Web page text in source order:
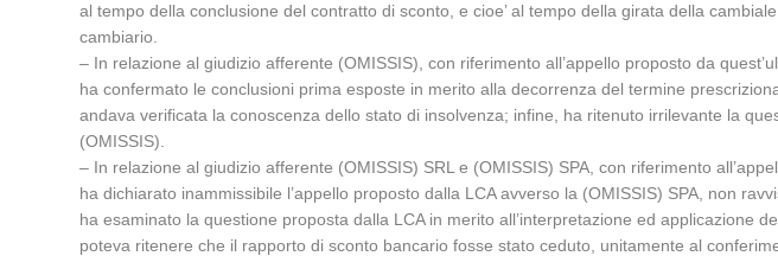
al tempo della conclusione del contratto di sconto, e cioe’ al tempo della girata della
cambiario.
– In relazione al giudizio afferente (OMISSIS), con riferimento all’appello proposto da
ha confermato le conclusioni prima esposte in merito alla decorrenza del termine
andava verificata la conoscenza dello stato di insolvenza; infine, ha ritenuto irrilevante la
(OMISSIS).
– In relazione al giudizio afferente (OMISSIS) SRL e (OMISSIS) SPA, con riferimento
ha dichiarato inammissibile l’appello proposto dalla LCA avverso la (OMISSIS) SPA, non
ha esaminato la questione proposta dalla LCA in merito all’interpretazione ed applicazione
poteva ritenere che il rapporto di sconto bancario fosse stato ceduto, unitamente al